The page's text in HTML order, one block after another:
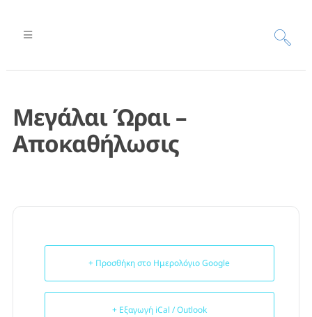
Μεγάλαι Ώραι –
Αποκαθήλωσις
+ Προσθήκη στο Ημερολόγιο Google
+ Εξαγωγή iCal / Outlook